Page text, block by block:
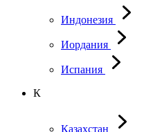
Индонезия
Иордания
Испания
К
Казахстан